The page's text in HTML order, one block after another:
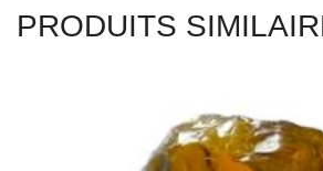
PRODUITS